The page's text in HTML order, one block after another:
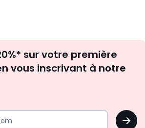
newsletter
sur votre première
vous inscrivant à notre
OK